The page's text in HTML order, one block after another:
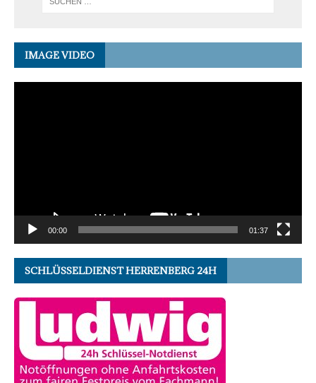
IMAGE VIDEO
00:00 01:37
SCHLÜSSELDIENST HERRENBERG 24H